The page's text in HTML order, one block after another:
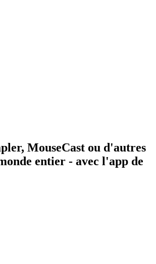
MouseCast ou d'autres
entier - avec l'app de